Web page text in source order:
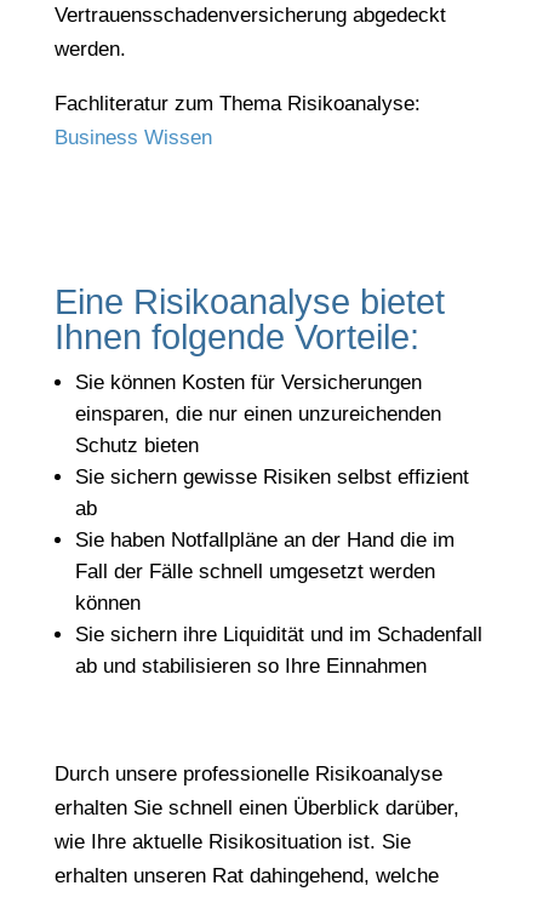
Vertrauensschadenversicherung abgedeckt
werden.
Fachliteratur zum Thema Risikoanalyse:
Business Wissen
Eine Risikoanalyse bietet
Ihnen folgende Vorteile:
Sie können Kosten für Versicherungen
einsparen, die nur einen unzureichenden
Schutz bieten
Sie sichern gewisse Risiken selbst effizient
ab
Sie haben Notfallpläne an der Hand die im
Fall der Fälle schnell umgesetzt werden
können
Sie sichern ihre Liquidität und im Schadenfall
ab und stabilisieren so Ihre Einnahmen
Durch unsere professionelle Risikoanalyse
erhalten Sie schnell einen Überblick darüber,
wie Ihre aktuelle Risikosituation ist. Sie
erhalten unseren Rat dahingehend, welche